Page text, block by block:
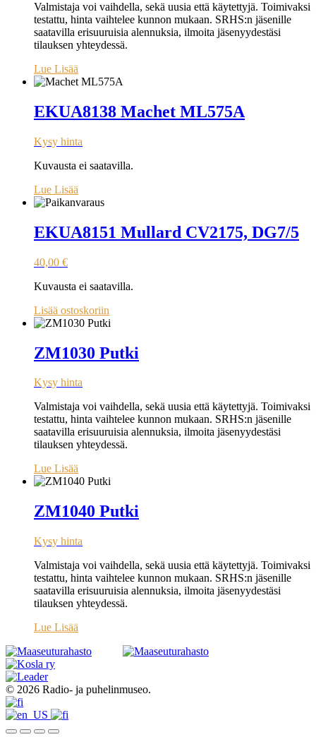
Valmistaja voi vaihdella, sekä uusia että käytettyjä. Toimivaksi
testattu, hinta vaihtelee kunnon mukaan. SRHS:n jäsenille
saatavilla erisuuruisia alennuksia, ilmoita jäsenyydestäsi
tilauksen yhteydessä.
Lue Lisää
EKUA8138 Machet ML575A
Kysy hinta
Kuvausta ei saatavilla.
Lue Lisää
EKUA8151 Mullard CV2175, DG7/5
40,00 €
Kuvausta ei saatavilla.
Lisää ostoskoriin
ZM1030 Putki
Kysy hinta
Valmistaja voi vaihdella, sekä uusia että käytettyjä. Toimivaksi
testattu, hinta vaihtelee kunnon mukaan. SRHS:n jäsenille
saatavilla erisuuruisia alennuksia, ilmoita jäsenyydestäsi
tilauksen yhteydessä.
Lue Lisää
ZM1040 Putki
Kysy hinta
Valmistaja voi vaihdella, sekä uusia että käytettyjä. Toimivaksi
testattu, hinta vaihtelee kunnon mukaan. SRHS:n jäsenille
saatavilla erisuuruisia alennuksia, ilmoita jäsenyydestäsi
tilauksen yhteydessä.
Lue Lisää
© 2026 Radio- ja puhelinmuseo.